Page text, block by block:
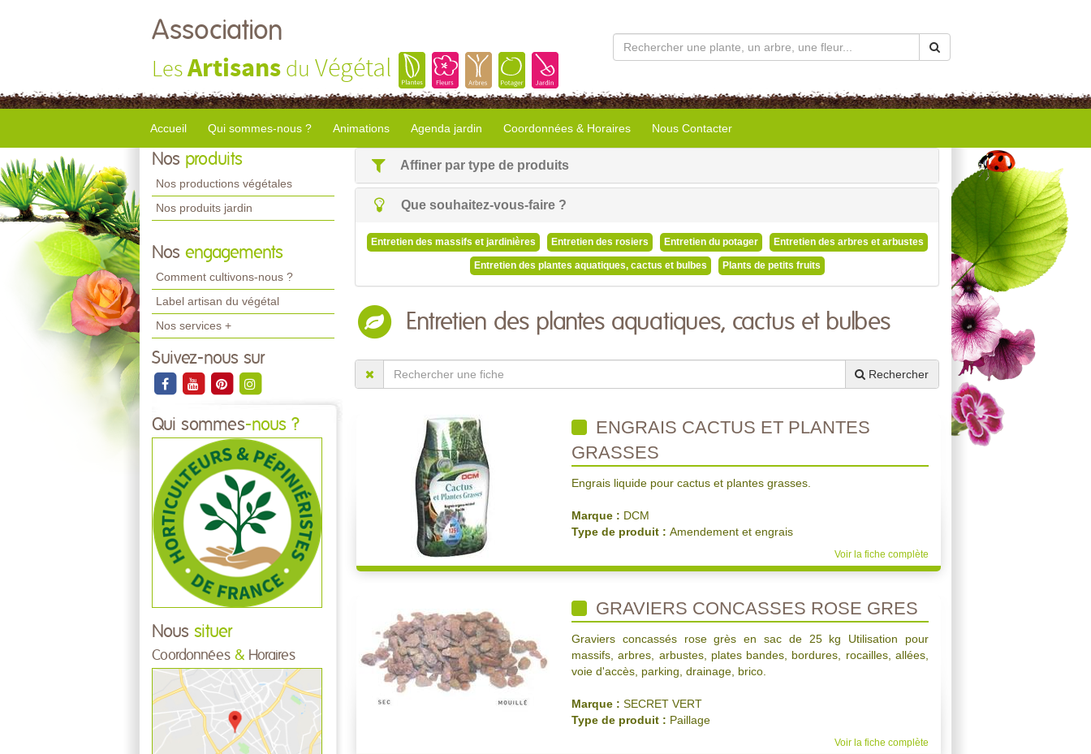
Association
LesArtisans du Végétal
Accueil Qui sommes-nous ? Animations Agenda jardin Coordonnées & Horaires Nous Contacter
Nos produits
Nos productions végétales
Nos produits jardin
Nos engagements
Comment cultivons-nous ?
Label artisan du végétal
Nos services +
Suivez-nous sur
Qui sommes-nous ?
Nous situer
Coordonnées & Horaires
Affiner par type de produits
Que souhaitez-vous-faire ?
Entretien des massifs et jardinières Entretien des rosiers Entretien du potager Entretien des arbres et arbustes
Entretien des plantes aquatiques, cactus et bulbes Plants de petits fruits
Entretien des plantes aquatiques, cactus et bulbes
Rechercher
ENGRAIS CACTUS ET PLANTES
GRASSES
Engrais liquide pour cactus et plantes grasses.
Marque : DCM
Type de produit : Amendement et engrais
Voir la fiche complète
GRAVIERS CONCASSES ROSE GRES
Graviers concassés rose grès en sac de 25 kg Utilisation pour
massifs, arbres, arbustes, plates bandes, bordures, rocailles, allées,
voie d'accès, parking, drainage, brico.
Marque : SECRET VERT
Type de produit : Paillage
Voir la fiche complète